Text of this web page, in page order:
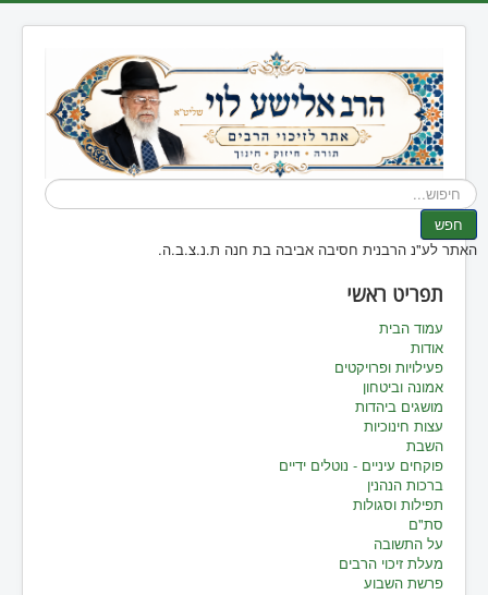
חיפוש...
חפש
האתר לע"נ הרבנית חסיבה אביבה בת חנה ת.נ.צ.ב.ה.
תפריט ראשי
עמוד הבית
אודות
פעילויות ופרויקטים
אמונה וביטחון
מושגים ביהדות
עצות חינוכיות
השבת
פוקחים עיניים - נוטלים ידיים
ברכות הנהנין
תפילות וסגולות
סת"ם
על התשובה
מעלת זיכוי הרבים
פרשת השבוע